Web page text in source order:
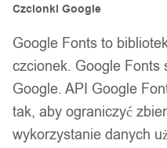
WIESZAK do
Organizer
Koszule
Czcionki Google
Google Fonts to
czcionek. Google Fonts
Google. API Google
tak, aby ograniczyć
wykorzystanie danych